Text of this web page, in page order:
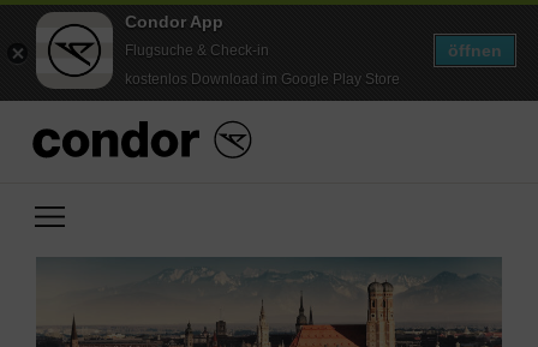
Condor App
Flugsuche & Check-in
kostenlos Download im Google Play Store
öffnen